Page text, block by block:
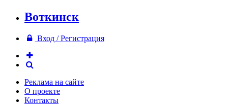
Воткинск
Вход / Регистрация
Реклама на сайте
О проекте
Контакты